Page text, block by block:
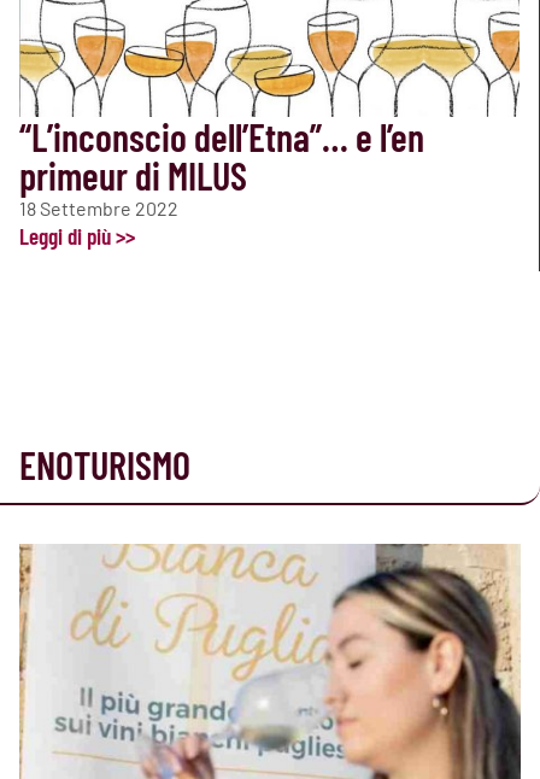
“L’inconscio dell’Etna”… e l’en
primeur di MILUS
18 Settembre 2022
Leggi di più >>
ENOTURISMO